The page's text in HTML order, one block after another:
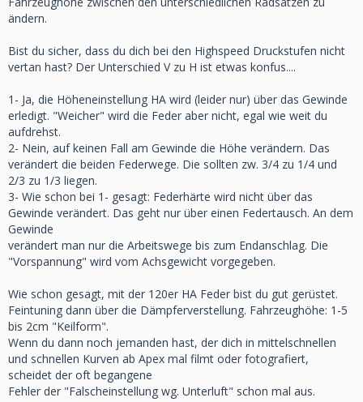
ändern.
Bist du sicher, dass du dich bei den Highspeed Druckstufen nicht
vertan hast? Der Unterschied V zu H ist etwas konfus....
1- Ja, die Höheneinstellung HA wird (leider nur) über das Gewinde
erledigt. "Weicher" wird die Feder aber nicht, egal wie weit du
aufdrehst.
2- Nein, auf keinen Fall am Gewinde die Höhe verändern. Das
verändert die beiden Federwege. Die sollten zw. 3/4 zu 1/4 und
2/3 zu 1/3 liegen.
3- Wie schon bei 1- gesagt: Federhärte wird nicht über das
Gewinde verändert. Das geht nur über einen Federtausch. An dem
Gewinde
verändert man nur die Arbeitswege bis zum Endanschlag. Die
"Vorspannung" wird vom Achsgewicht vorgegeben.
Wie schon gesagt, mit der 120er HA Feder bist du gut gerüstet.
Feintuning dann über die Dämpferverstellung. Fahrzeughöhe: 1-5
bis 2cm "Keilform".
Wenn du dann noch jemanden hast, der dich in mittelschnellen
und schnellen Kurven ab Apex mal filmt oder fotografiert,
scheidet der oft begangene
Fehler der "Falscheinstellung wg. Unterluft" schon mal aus.